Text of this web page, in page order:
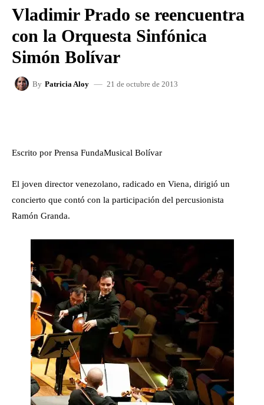
Vladimir Prado se reencuentra
con la Orquesta Sinfónica
Simón Bolívar
By Patricia Aloy 21 de octubre de 2013
Escrito por Prensa FundaMusical Bolívar
El joven director venezolano, radicado en Viena, dirigió un
concierto que contó con la participación del percusionista
Ramón Granda.